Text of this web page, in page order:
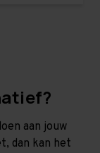
aan jouw
dan kan het